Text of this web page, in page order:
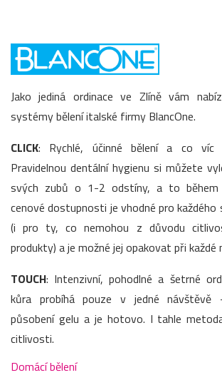
Jako jediná ordinace ve Zlíně vám
systémy bělení italské firmy BlancOne.
CLICK: Rychlé, účinné bělení a co
Pravidelnou dentální hygienu si můžete
svých zubů o 1-2 odstíny, a to
cenové dostupnosti je vhodné pro každého
(i pro ty, co nemohou z důvodu
produkty) a je možné jej opakovat při každé
TOUCH: Intenzivní, pohodlné a šetrné
kůra probíhá pouze v jedné
působení gelu a je hotovo. I tahle
citlivosti.
Domácí bělení